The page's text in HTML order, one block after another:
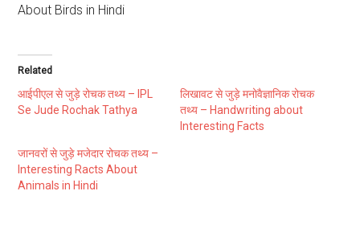
About Birds in Hindi
Related
आईपीएल से जुड़े रोचक तथ्य – IPL
Se Jude Rochak Tathya
लिखावट से जुड़े मनोवैज्ञानिक रोचक
तथ्य – Handwriting about
Interesting Facts
जानवरों से जुड़े मजेदार रोचक तथ्य –
Interesting Racts About
Animals in Hindi